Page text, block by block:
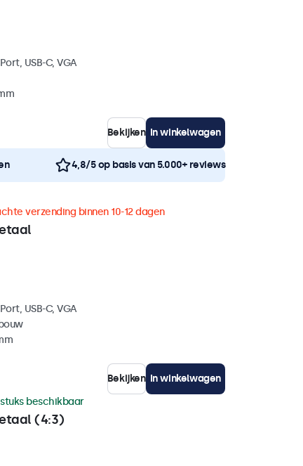
USB-C, VGA
Bekijken In winkelwagen
4,8/5 op basis van 5.000+ reviews
verzending binnen 10-12 dagen
USB-C, VGA
Bekijken In winkelwagen
(4:3)
stuks beschikbaar